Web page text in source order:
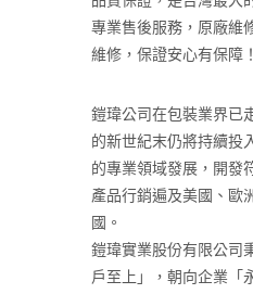
專業售後服務，原廠維
維修，保證安心有保障！
鎧瑋公司在包裝業界已
的新世紀末仍將持續投
的專業領域發展，開發
產品行銷遍及美國、歐
國。
鎧瑋實業股份有限公司
戶至上」，朝向企業「